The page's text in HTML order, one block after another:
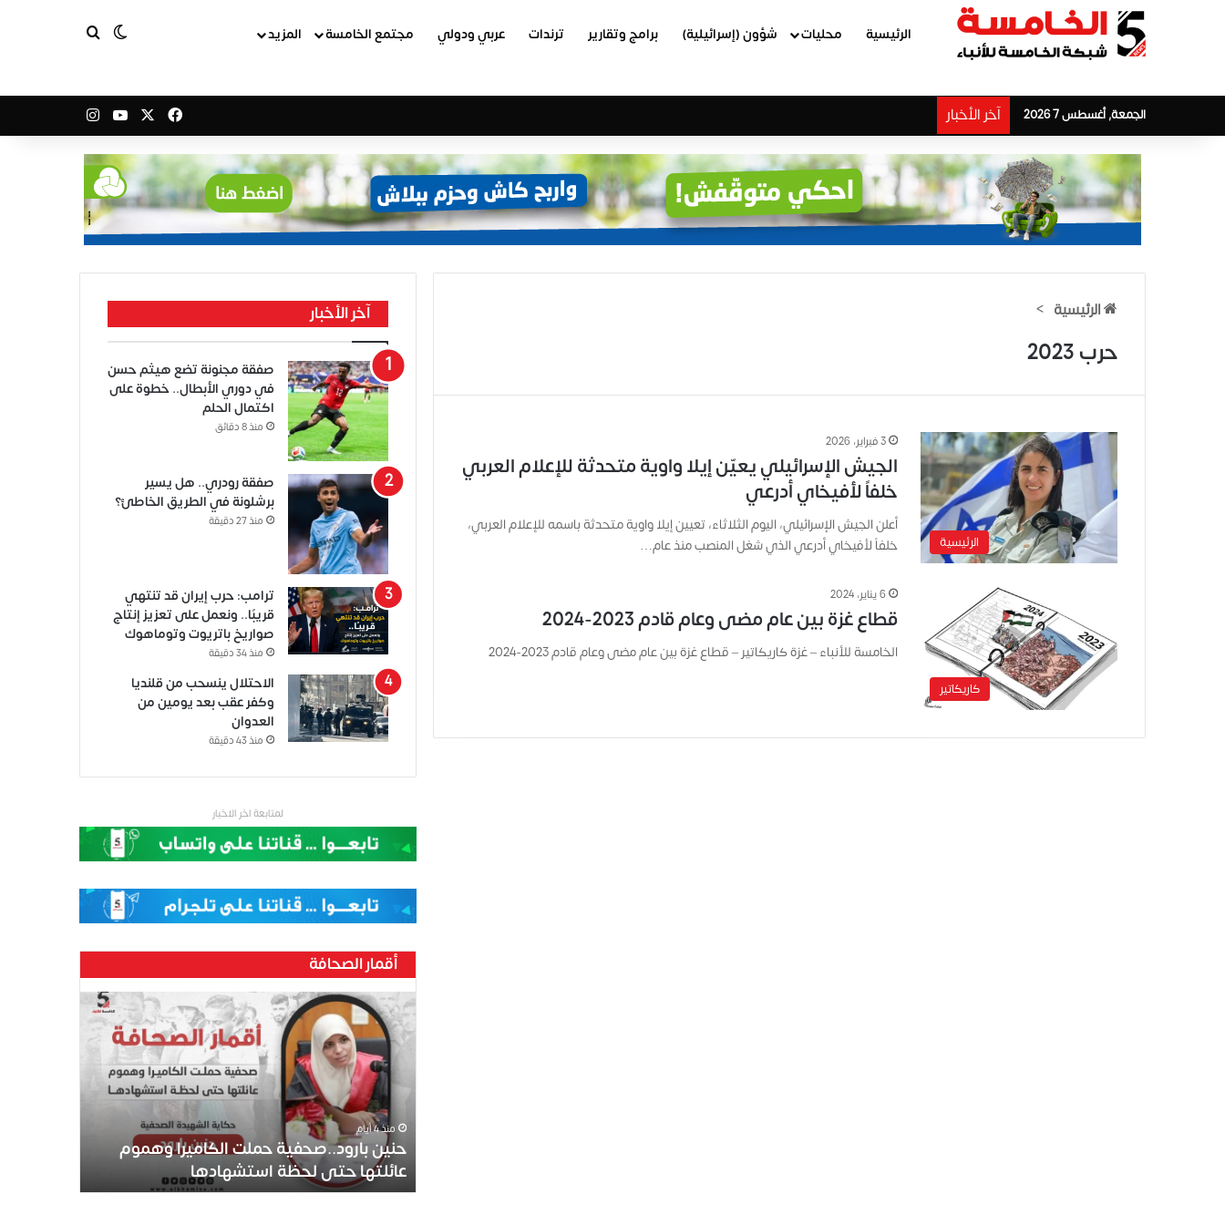
الرئيسية محليات شؤون (إسرائيلية) برامج وتقارير ترندات عربي ودولي مجتمع الخامسة المزيد الوضع المظلم
الجمعة, أغسطس 7 2026 آخر الأخبار فيسبوك ‫YouTube
الرئيسية >
حرب 2023
الرئيسية
3 فبراير، 2026
الجيش الإسرائيلي يعيّن إيلا واوية متحدثة للإعلام العربي
خلفاً لأفيخاي أدرعي
أعلن الجيش الإسرائيلي، اليوم الثلاثاء، تعيين إيلا واوية متحدثة باسمه للإعلام العربي،
خلفاً لأفيخاي أدرعي الذي شغل المنصب منذ عام…
كاريكاتير
6 يناير، 2024
قطاع غزة بين عام مضى وعام قادم 2023-2024
الخامسة للأنباء – غزة كاريكاتير – قطاع غزة بين عام مضى وعام قادم 2023-2024
آخر الأخبار
صفقة مجنونة تضع هيثم حسن
في دوري الأبطال.. خطوة على
اكتمال الحلم
منذ 8 دقائق
صفقة رودري.. هل يسير
برشلونة في الطريق الخاطئ؟
منذ 27 دقيقة
ترامب: حرب إيران قد تنتهي
قريبًا.. ونعمل على تعزيز إنتاج
صواريخ باتريوت وتوماهوك
منذ 34 دقيقة
الاحتلال ينسحب من قلنديا
وكفر عقب بعد يومين من
العدوان
منذ 43 دقيقة
لمتابعة اخر الاخبار
أقمار الصحافة
ح
ن
.
منذ 4 أيام
حنين بارود..صحفية حملت الكاميرا وهموم
عائلتها حتى لحظة استشهادها